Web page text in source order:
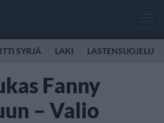
SYRJÄ LAKI LASTENSUOJELU
Fanny
– Valio